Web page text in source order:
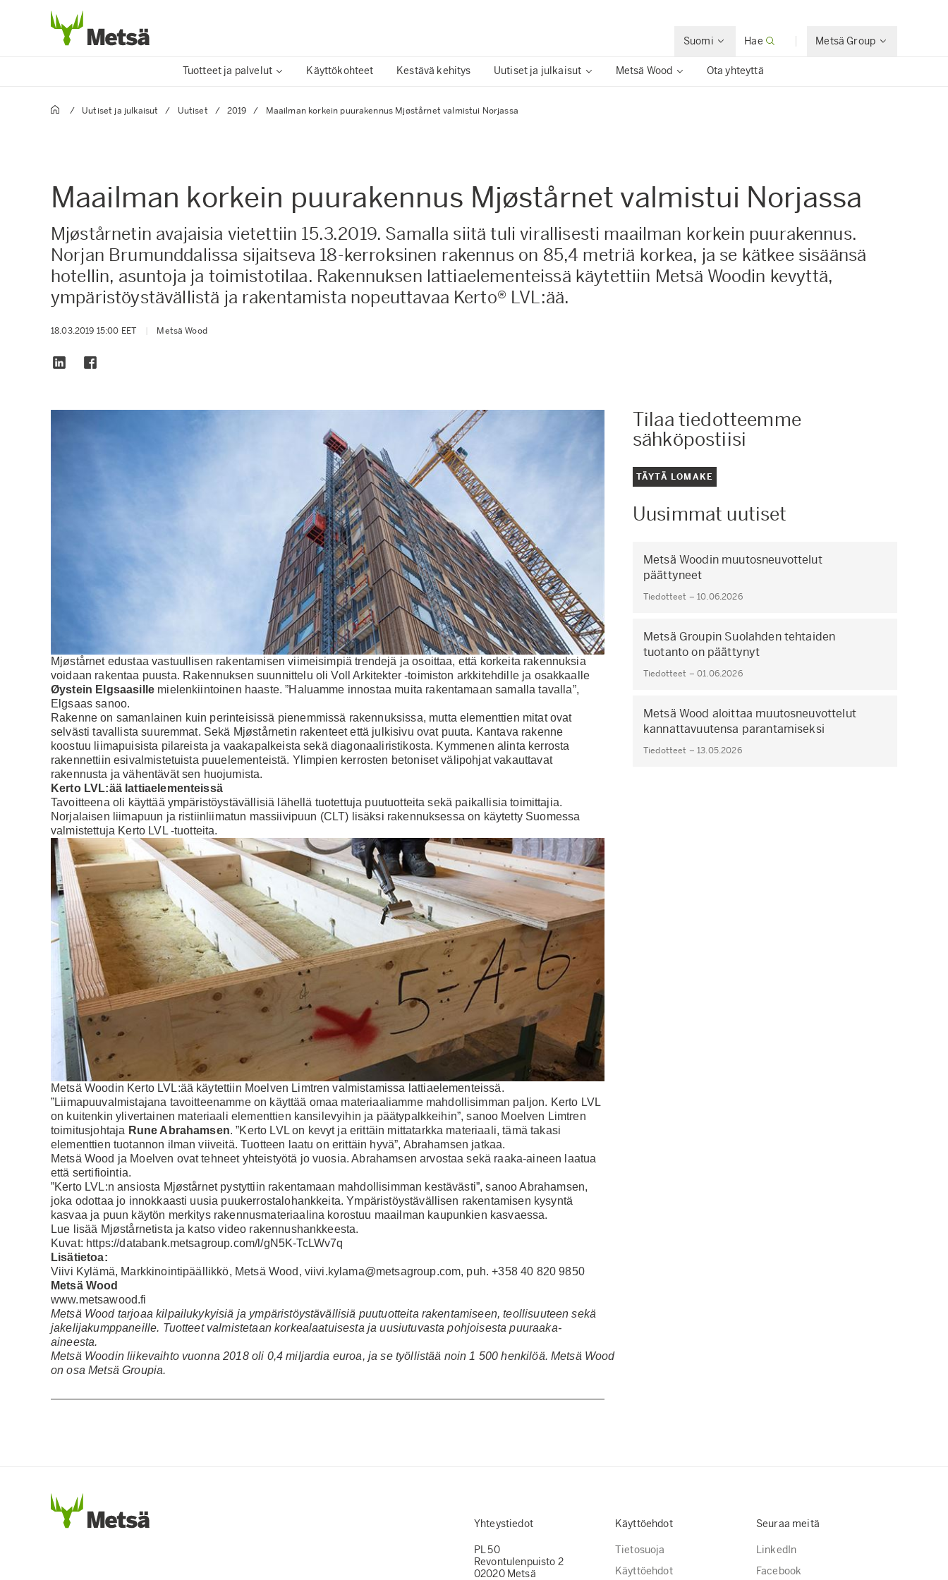
Suomi Hae Metsä Group
Tuotteet ja palvelut Käyttökohteet Kestävä kehitys Uutiset ja julkaisut Metsä Wood Ota yhteyttä
/ Uutiset ja julkaisut / Uutiset / 2019 / Maailman korkein puurakennus Mjøstårnet valmistui Norjassa
Maailman korkein puurakennus Mjøstårnet valmistui Norjassa
Mjøstårnetin avajaisia vietettiin 15.3.2019. Samalla siitä tuli virallisesti maailman korkein puurakennus.
Norjan Brumunddalissa sijaitseva 18-kerroksinen rakennus on 85,4 metriä korkea, ja se kätkee sisäänsä
hotellin, asuntoja ja toimistotilaa. Rakennuksen lattiaelementeissä käytettiin Metsä Woodin kevyttä,
ympäristöystävällistä ja rakentamista nopeuttavaa Kerto® LVL:ää.
18.03.2019 15:00 EET Metsä Wood
Mjøstårnet edustaa vastuullisen rakentamisen viimeisimpiä trendejä ja osoittaa, että korkeita rakennuksia
voidaan rakentaa puusta. Rakennuksen suunnittelu oli Voll Arkitekter -toimiston arkkitehdille ja osakkaalle
Øystein Elgsaasille mielenkiintoinen haaste. ”Haluamme innostaa muita rakentamaan samalla tavalla”,
Elgsaas sanoo.
Rakenne on samanlainen kuin perinteisissä pienemmissä rakennuksissa, mutta elementtien mitat ovat
selvästi tavallista suuremmat. Sekä Mjøstårnetin rakenteet että julkisivu ovat puuta. Kantava rakenne
koostuu liimapuisista pilareista ja vaakapalkeista sekä diagonaaliristikosta. Kymmenen alinta kerrosta
rakennettiin esivalmistetuista puuelementeistä. Ylimpien kerrosten betoniset välipohjat vakauttavat
rakennusta ja vähentävät sen huojumista.
Kerto LVL:ää lattiaelementeissä
Tavoitteena oli käyttää ympäristöystävällisiä lähellä tuotettuja puutuotteita sekä paikallisia toimittajia.
Norjalaisen liimapuun ja ristiinliimatun massiivipuun (CLT) lisäksi rakennuksessa on käytetty Suomessa
valmistettuja Kerto LVL -tuotteita.
Metsä Woodin Kerto LVL:ää käytettiin Moelven Limtren valmistamissa lattiaelementeissä.
”Liimapuuvalmistajana tavoitteenamme on käyttää omaa materiaaliamme mahdollisimman paljon. Kerto LVL
on kuitenkin ylivertainen materiaali elementtien kansilevyihin ja päätypalkkeihin”, sanoo Moelven Limtren
toimitusjohtaja Rune Abrahamsen. ”Kerto LVL on kevyt ja erittäin mittatarkka materiaali, tämä takasi
elementtien tuotannon ilman viiveitä. Tuotteen laatu on erittäin hyvä”, Abrahamsen jatkaa.
Metsä Wood ja Moelven ovat tehneet yhteistyötä jo vuosia. Abrahamsen arvostaa sekä raaka-aineen laatua
että sertifiointia.
”Kerto LVL:n ansiosta Mjøstårnet pystyttiin rakentamaan mahdollisimman kestävästi”, sanoo Abrahamsen,
joka odottaa jo innokkaasti uusia puukerrostalohankkeita. Ympäristöystävällisen rakentamisen kysyntä
kasvaa ja puun käytön merkitys rakennusmateriaalina korostuu maailman kaupunkien kasvaessa.
Lue lisää Mjøstårnetista ja katso video rakennushankkeesta.
Kuvat: https://databank.metsagroup.com/l/gN5K-TcLWv7q
Lisätietoa:
Viivi Kylämä, Markkinointipäällikkö, Metsä Wood, viivi.kylama@metsagroup.com, puh. +358 40 820 9850
Metsä Wood
www.metsawood.fi
Metsä Wood tarjoaa kilpailukykyisiä ja ympäristöystävällisiä puutuotteita rakentamiseen, teollisuuteen sekä
jakelijakumppaneille. Tuotteet valmistetaan korkealaatuisesta ja uusiutuvasta pohjoisesta puuraaka-
aineesta.
Metsä Woodin liikevaihto vuonna 2018 oli 0,4 miljardia euroa, ja se työllistää noin 1 500 henkilöä. Metsä Wood
on osa Metsä Groupia.
Tilaa tiedotteemme
sähköpostiisi
TÄYTÄ LOMAKE
Uusimmat uutiset
Metsä Woodin muutosneuvottelut
päättyneet
Tiedotteet – 10.06.2026
Metsä Groupin Suolahden tehtaiden
tuotanto on päättynyt
Tiedotteet – 01.06.2026
Metsä Wood aloittaa muutosneuvottelut
kannattavuutensa parantamiseksi
Tiedotteet – 13.05.2026
Yhteystiedot
PL 50
Revontulenpuisto 2
02020 Metsä
Käyttöehdot
Tietosuoja
Käyttöehdot
Seuraa meitä
LinkedIn
Facebook